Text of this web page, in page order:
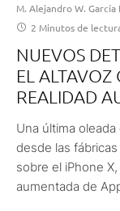
M. Alejandro W. García
2 Minutos de
NUEVOS
EL ALTAVOZ
REALIDAD
Una última
desde las
sobre el iPhone
aumentada de